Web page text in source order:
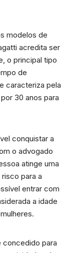
modelos de
acredita ser
o principal tipo
de
caracteriza pela
30 anos para
conquistar a
o advogado
atinge uma
para a
entrar com
a idade
concedido para